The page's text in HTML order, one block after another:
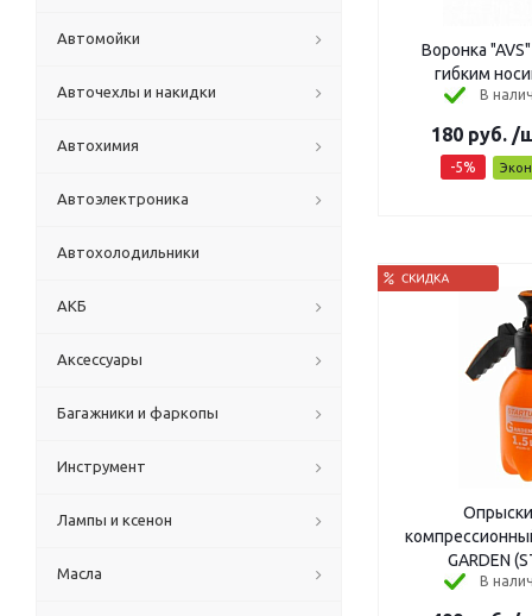
Воронка
В
180руб. /
-5%
GARDEN
В
Автомойки
Авточехлы и накидки
Автохимия
Автоэлектроника
Автохолодильники
АКБ
Аксессуары
Багажники и фаркопы
Инструмент
Лампы и ксенон
Масла